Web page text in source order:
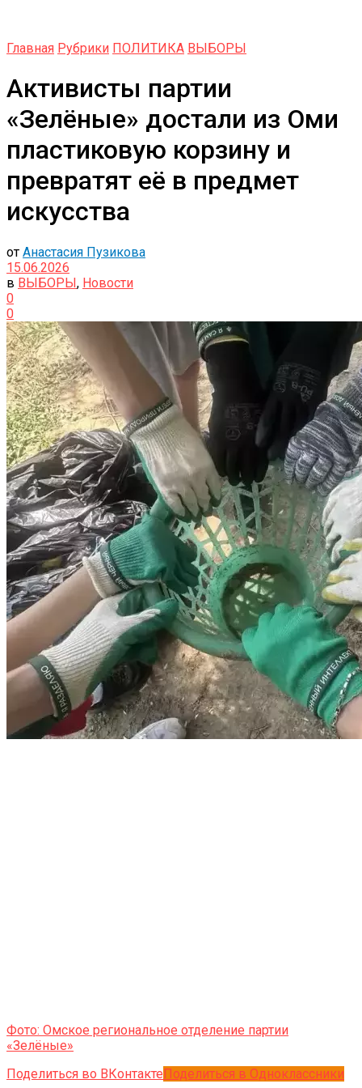
Главная Рубрики ПОЛИТИКА ВЫБОРЫ
Активисты партии
«Зелёные» достали из Оми
пластиковую корзину и
превратят её в предмет
искусства
от Анастасия Пузикова
15.06.2026
в ВЫБОРЫ, Новости
0
0
Фото: Омское региональное отделение партии
«Зелёные»
Поделиться во ВКонтактеПоделиться в Одноклассники